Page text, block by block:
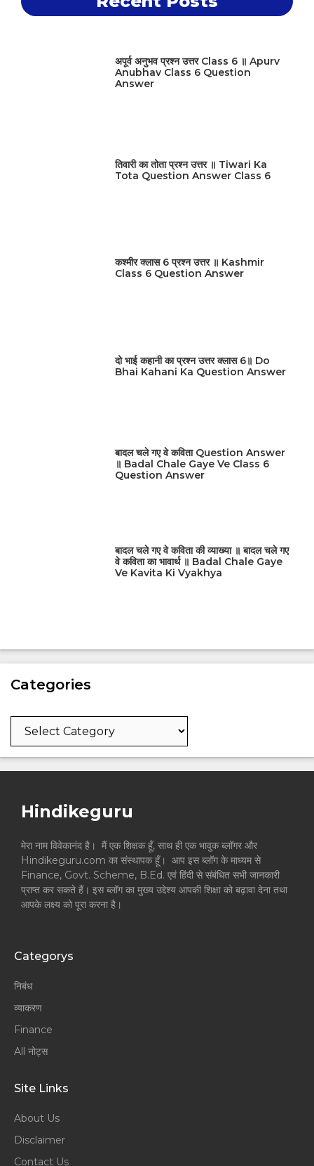
अपूर्व अनुभव प्रश्न उत्तर Class 6 ॥ Apurv
Anubhav Class 6 Question
Answer
तिवारी का तोता प्रश्न उत्तर ॥ Tiwari Ka
Tota Question Answer Class 6
कश्मीर क्लास 6 प्रश्न उत्तर ॥ Kashmir
Class 6 Question Answer
दो भाई कहानी का प्रश्न उत्तर क्लास 6॥ Do
Bhai Kahani Ka Question Answer
बादल चले गए वे कविता Question Answer
॥ Badal Chale Gaye Ve Class 6
Question Answer
बादल चले गए वे कविता की व्याख्या ॥ बादल चले गए
वे कविता का भावार्थ ॥ Badal Chale Gaye
Ve Kavita Ki Vyakhya
Categories
Categories
Hindikeguru
मेरा नाम विवेकानंद है। मैं एक शिक्षक हूँ, साथ ही एक भावुक ब्लॉगर और
Hindikeguru.com का संस्थापक हूँ। आप इस ब्लॉग के माध्यम से
Finance, Govt. Scheme, B.Ed. एवं हिंदी से संबंधित सभी जानकारी
प्राप्त कर सकते हैं। इस ब्लॉग का मुख्य उद्देश्य आपकी शिक्षा को बढ़ावा देना तथा
आपके लक्ष्य को पूरा करना है।
Categorys
निबंध
व्याकरण
Finance
All नोट्स
Site Links
About Us
Disclaimer
Contact Us